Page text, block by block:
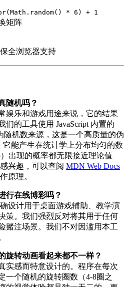
* 6) + 1
矩阵
全浏览器支持
随机吗？
娱乐和游戏用途来说，它的结果
们的工具使用 JavaScript 内置的
随机数来源，这是一个高质量的伪
它能产生在统计学上分布均匀的数
出现的概率都无限接近理论值
兴趣，可以查阅 MDN Web Docs
原理。
行在线博彩吗？
设计用于桌面游戏辅助、教学演
策。我们强烈反对将其用于任何
赌注场景。我们不对因滥用本工
旋转动画看起来都不一样？
实感而特意设计的。程序在每次
一个随机的旋转圈数（4-8圈之